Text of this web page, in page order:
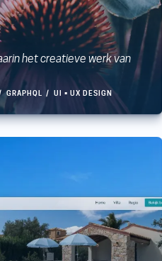
het creatieve werk van
GRAPHQL UI • UX DESIGN